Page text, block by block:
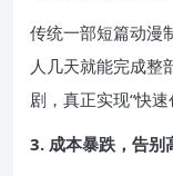
传统一部短篇动漫
人几天就能完成整
剧，真正实现“快速
3. 成本暴跌，告别